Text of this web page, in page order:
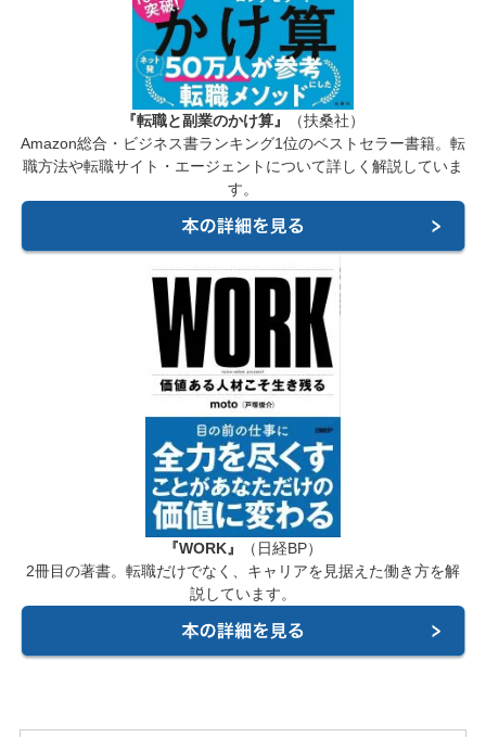
『転職と副業のかけ算』
（扶桑社）
Amazon総合・ビジネス書ランキング1位のベストセラー書籍。転
職方法や転職サイト・エージェントについて詳しく解説していま
す。
『WORK』
（日経BP）
2冊目の著書。転職だけでなく、キャリアを見据えた働き方を解
説しています。